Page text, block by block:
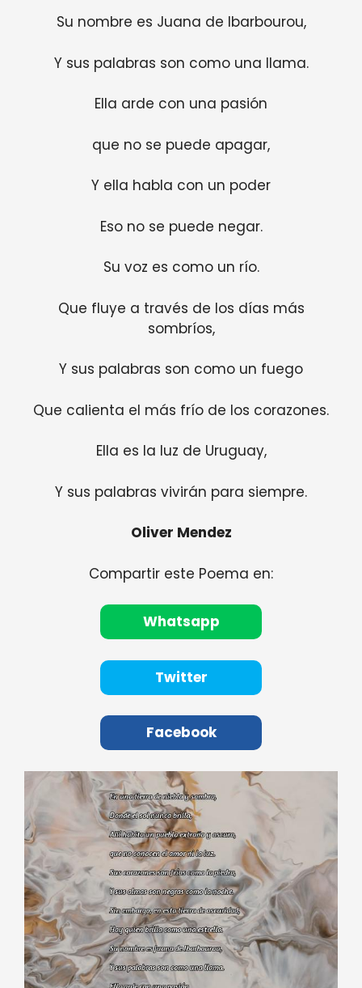
Su nombre es Juana de Ibarbourou,
Y sus palabras son como una llama.
Ella arde con una pasión
que no se puede apagar,
Y ella habla con un poder
Eso no se puede negar.
Su voz es como un río.
Que fluye a través de los días más
sombríos,
Y sus palabras son como un fuego
Que calienta el más frío de los corazones.
Ella es la luz de Uruguay,
Y sus palabras vivirán para siempre.
Oliver Mendez
Compartir este Poema en:
Whatsapp
Twitter
Facebook